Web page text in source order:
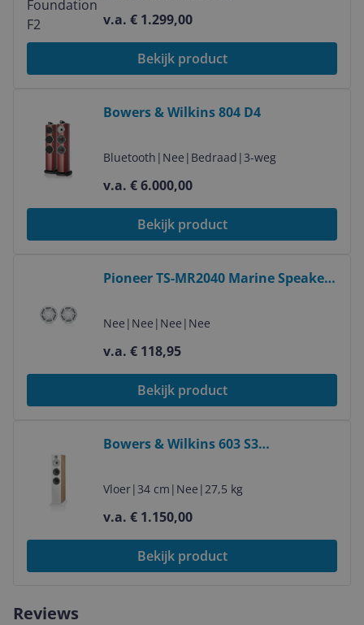
v.a. € 1.299,00
Bekijk product
Bowers & Wilkins 804 D4
Bluetooth | Nee | Bedraad | 3-weg
v.a. € 6.000,00
Bekijk product
Pioneer TS-MR2040 Marine Speakers
Nee | Nee | Nee | Nee
v.a. € 118,95
Bekijk product
Bowers & Wilkins 603 S3
Vloer| 34 cm | Nee |27,5 kg
v.a. € 1.150,00
Bekijk product
Reviews